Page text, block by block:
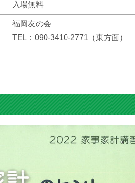
入場無料
福岡友の会
TEL：090-3410-2771（東方面）